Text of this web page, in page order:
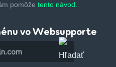
pomôže tento návod.
vo Websupporte